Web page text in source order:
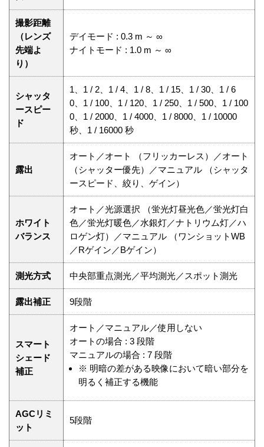
撮影距離
（レンズ
先端よ
り）
デイモード : 0.3 m ～ ∞
ナイトモード : 1.0 m ～ ∞
シャッタ
ースピー
ド
1、1 / 2、1 / 4、1 / 8、1 / 15、1 / 30、1 / 6
0、1 / 100、1 / 120、1 / 250、1 / 500、1 / 100
0、1 / 2000、1 / 4000、1 / 8000、1 / 10000
秒、1 / 16000 秒
露出
オート／オート （フリッカーレス）／オート
（シャッター優先）／マニュアル （シャッタ
ースピード、絞り、ゲイン）
ホワイト
バランス
オート／光源選択 （蛍光灯昼光色／蛍光灯白
色／蛍光灯暖色／水銀灯／ナトリウム灯／ハ
ロゲン灯）／マニュアル （ワンショットWB
／Rゲイン／Bゲイン）
測光方式 中央部重点測光／平均測光／スポット測光
露出補正 9段階
スマート
シェード
補正
オート／マニュアル／使用しない
オートの場合 : 3 段階
マニュアルの場合 : 7 段階
※ 明暗の差がある映像において暗い部分を
明るく補正する機能
AGCリミ
ット
5段階